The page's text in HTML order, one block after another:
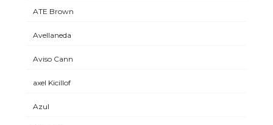
ATE Brown
Avellaneda
Aviso Cann
axel Kicillof
Azul